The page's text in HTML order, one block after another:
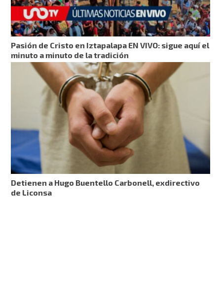
Pasión de Cristo en Iztapalapa EN VIVO: sigue aquí el
minuto a minuto de la tradición
Detienen a Hugo Buentello Carbonell, exdirectivo
de Liconsa